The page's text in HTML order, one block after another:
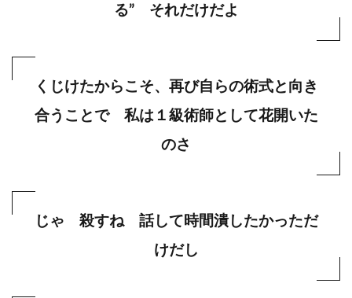
る” それだけだよ
くじけたからこそ、再び自らの術式と向き
合うことで 私は１級術師として花開いた
のさ
じゃ 殺すね 話して時間潰したかっただ
けだし